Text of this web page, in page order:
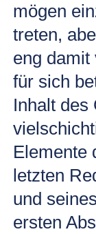
mögen
treten,
eng damit
für sich
Inhalt des
Elemente
letzten
und
ersten